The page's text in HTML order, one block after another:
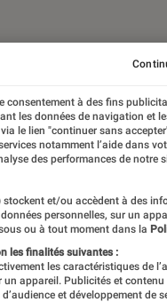
consentement à des fins
les données de navigation et
le lien "continuer sans
notamment l’aide dans
des performances de notre
et/ou accèdent à des
personnelles, sur un
ou à tout moment dans la
les finalités suivantes :
les caractéristiques de
appareil. Publicités et contenu
et développement de